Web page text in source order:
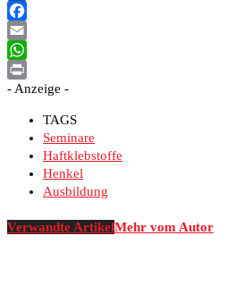
XING
Facebook
Email
WhatsApp
Print
- Anzeige -
TAGS
Seminare
Haftklebstoffe
Henkel
Ausbildung
Verwandte ArtikelMehr vom Autor